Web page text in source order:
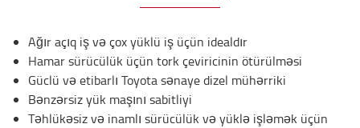
Ağır açıq iş və çox yüklü iş üçün idealdır
Hamar sürücülük üçün tork çeviricinin ötürülməsi
Güclü və etibarlı Toyota sənaye dizel mühərriki
Bənzərsiz yük maşını sabitliyi
Təhlükəsiz və inamlı sürücülük və yüklə işləmək üçün